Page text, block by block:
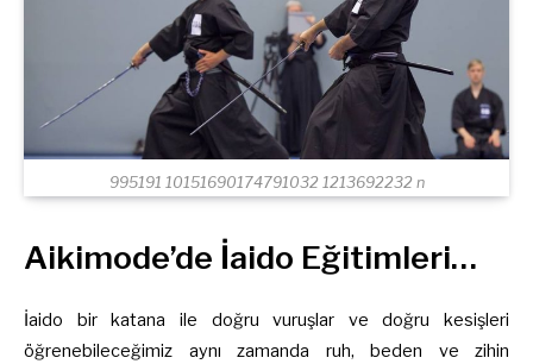
995191 10151690174791032 1213692232 n
Aikimode’de İaido Eğitimleri…
İaido bir katana ile doğru vuruşlar ve doğru kesişleri
öğrenebileceğimiz aynı zamanda ruh, beden ve zihin